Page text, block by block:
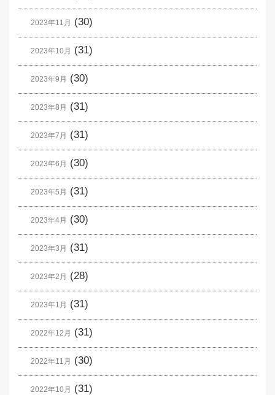
2023年11月 (30)
2023年10月 (31)
2023年9月 (30)
2023年8月 (31)
2023年7月 (31)
2023年6月 (30)
2023年5月 (31)
2023年4月 (30)
2023年3月 (31)
2023年2月 (28)
2023年1月 (31)
2022年12月 (31)
2022年11月 (30)
2022年10月 (31)